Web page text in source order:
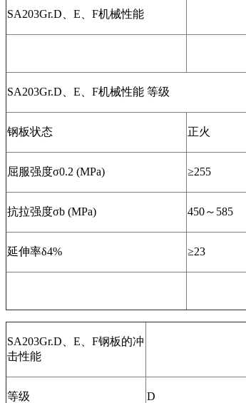
SA203Gr.D、E、F机械性能
SA203Gr.D、E、F机械性能 等级
钢板状态 正火
屈服强度σ0.2 (MPa) ≥255
抗拉强度σb (MPa) 450～585
延伸率δ4% ≥23
SA203Gr.D、E、F钢板的冲
击性能
等级 D